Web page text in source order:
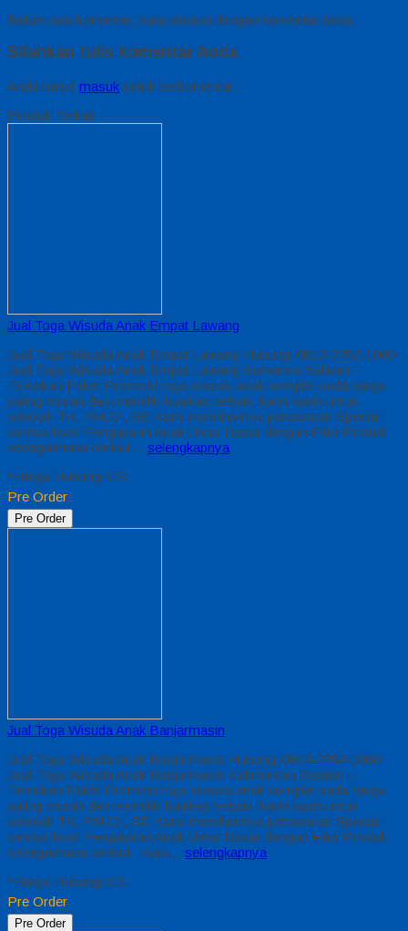
Belum ada komentar, buka diskusi dengan komentar Anda.
Silahkan tulis komentar Anda
Anda harus masuk untuk berkomentar.
Produk Terkait
Jual Toga Wisuda Anak Empat Lawang
Jual Toga Wisuda Anak Empat Lawang Hubungi 0812-2282-1060
Jual Toga Wisuda Anak Empat Lawang Sumatera Selatan –
Temukan Paket Promosi toga wisuda anak komplet pada harga
paling murah dan memiliki kualitas terbaik, kami kasih untuk
sekolah TK, PAUD , SD Kami memberinya penawaran Special
semua level Pengajaran Anak Umur Dasar dengan Fitur Produk
sebagaimana berikut… selengkapnya
*Harga Hubungi CS
Pre Order
Pre Order
Jual Toga Wisuda Anak Banjarmasin
Jual Toga Wisuda Anak Banjarmasin Hubungi 0812-2282-1060
Jual Toga Wisuda Anak Banjarmasin Kalimantan Selatan –
Temukan Paket Promosi toga wisuda anak komplet pada harga
paling murah dan memiliki kualitas terbaik, kami kasih untuk
sekolah TK, PAUD , SD Kami memberinya penawaran Special
semua level Pengajaran Anak Umur Dasar dengan Fitur Produk
sebagaimana berikut : Kain… selengkapnya
*Harga Hubungi CS
Pre Order
Pre Order